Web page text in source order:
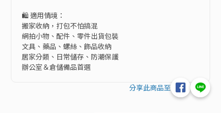
🛍 適用情境：
搬家收納，打包不怕搞混
網拍小物、配件、零件出貨包裝
文具、藥品、螺絲、飾品收納
居家分類、日常儲存、防潮保護
辦公室＆倉儲備品首選
分享此商品至